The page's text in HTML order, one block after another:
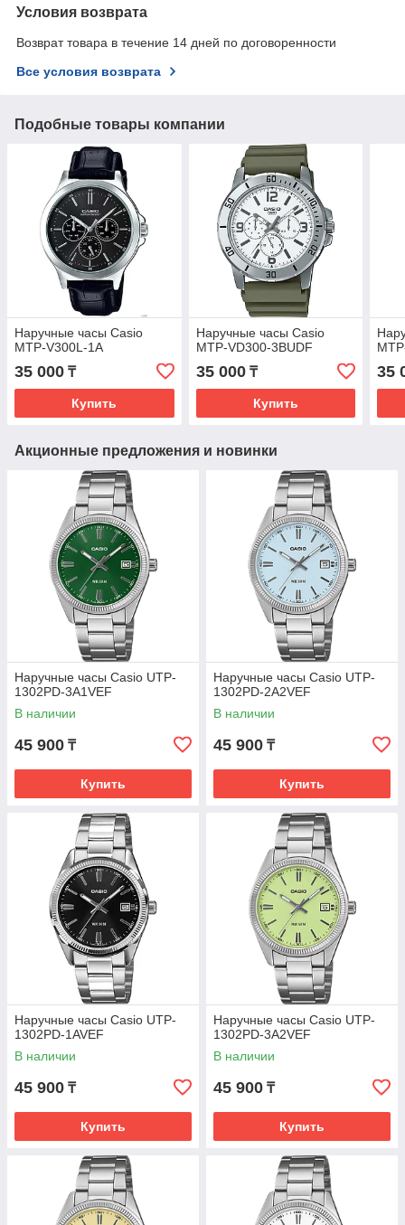
Условия возврата
Возврат товара в течение 14 дней по договоренности
Все условия возврата
Подобные товары компании
Наручные часы Casio
MTP-V300L-1A
35 000 ₸
Купить
Наручные часы Casio
MTP-VD300-3BUDF
35 000₸
Купить
35
Акционные предложения и новинки
Наручные часы Casio UTP-
1302PD-3A1VEF
В наличии
45 900 ₸
Купить
Наручные часы Casio UTP-
1302PD-2A2VEF
В наличии
45 900 ₸
Купить
Наручные часы Casio UTP-
1302PD-1AVEF
В наличии
45 900 ₸
Купить
Наручные часы Casio UTP-
1302PD-3A2VEF
В наличии
45 900 ₸
Купить